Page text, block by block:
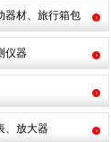
器材、旅行箱包
仪器
、放大器